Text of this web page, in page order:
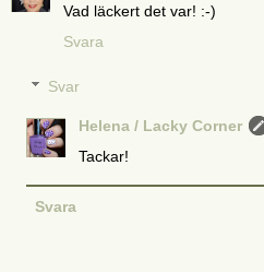
Vad läckert det var! :-)
Svara
Svar
Helena / Lacky Corner
Tackar!
Svara